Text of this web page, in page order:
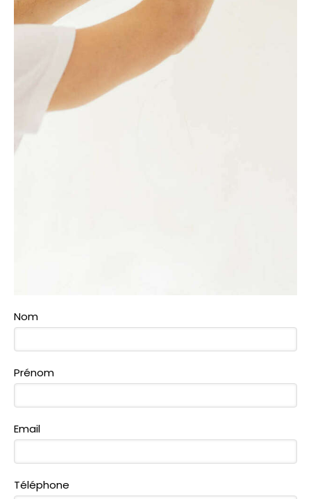
Nom
Prénom
Email
Téléphone